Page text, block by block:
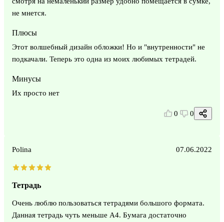
не мнется.
Плюсы
Этот волшебный дизайн обложки! Но и "внутренности" не
подкачали. Теперь это одна из моих любимых тетрадей.
Минусы
Их просто нет
0 0
Polina 07.06.2022
Тетрадь
Очень люблю пользоваться тетрадями большого формата.
Данная тетрадь чуть меньше А4. Бумага достаточно